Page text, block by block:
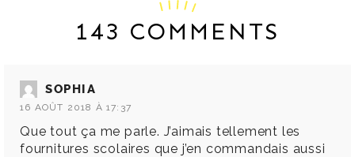
143 COMMENTS
SOPHIA
16 AOÛT 2018 À 17:37
Que tout ça me parle. J’aimais tellement les
fournitures scolaires que j’en commandais aussi